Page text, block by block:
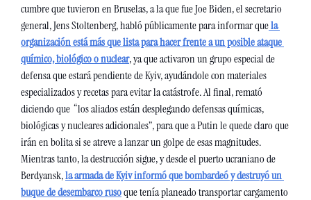
cumbre que tuvieron en Bruselas, a la que fue Joe Biden, el secretario
general, Jens Stoltenberg, habló públicamente para informar que la
organización está más que lista para hacer frente a un posible ataque
químico, biológico o nuclear, ya que activaron un grupo especial de
defensa que estará pendiente de Kyiv, ayudándole con materiales
especializados y recetas para evitar la catástrofe. Al final, remató
diciendo que  “los aliados están desplegando defensas químicas,
biológicas y nucleares adicionales”, para que a Putin le quede claro que
irán en bolita si se atreve a lanzar un golpe de esas magnitudes.
Mientras tanto, la destrucción sigue, y desde el puerto ucraniano de
Berdyansk, la armada de Kyiv informó que bombardeó y destruyó un
buque de desembarco ruso que tenía planeado transportar cargamento